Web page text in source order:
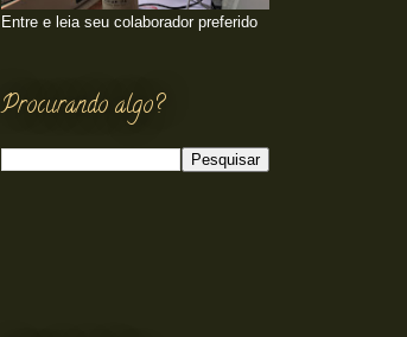
Entre e leia seu colaborador preferido
Procurando algo?